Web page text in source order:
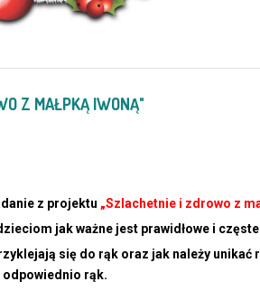
Z MAŁPKĄ IWONĄ"
z projektu „Szlachetnie i zdrowo z
jak ważne jest prawidłowe i
się do rąk oraz jak należy
odpowiednio rąk.